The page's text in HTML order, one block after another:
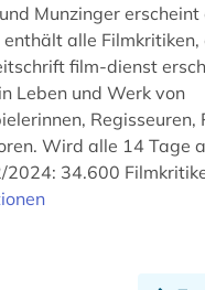
byzantinisches reich (2)
byzantinistik (1)
byzanz (3)
böhmen (2)
Munzinger erscheint
film-dienst
Leben und Werk von
Regisseuren,
Wird alle 14 Tage
2024: 34.600